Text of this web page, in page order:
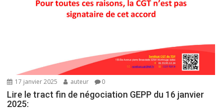
17 janvier 2025 auteur 0
Lire le tract fin de négociation GEPP du 16 janvier
2025: